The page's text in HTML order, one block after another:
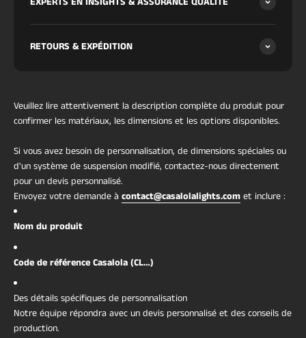
chaleur à la structure tandis que le canopy en acier
inoxydable assure solidité et stabilité du profil,
moderne équilibrée.
taillées à la main assemblées en un cadre linéaire
sans couture, suspendu par des câbles en acier
naturelle de l'albâtre adoucit la source lumineuse
LED intégrée, créant une lueur ambiante calme
idéale pour les intérieurs modernes et
minimalistes.
choix solide pour les îlots de cuisine et les tables à
est essentielle. Le cadre lourd en pierre est
pour la stabilité structurelle à toutes les tailles
disponibles.
Ce design séduit les acheteurs recherchant un
RETOURS & EXPÉDITION
Veuillez lire attentivement la description complète du produit pour
confirmer les matériaux, les dimensions et les options disponibles.
Si vous avez besoin de personnalisation, de dimensions spéciales ou
d'un système de suspension modifié, contactez-nous directement
pour un devis personnalisé.
Envoyez votre demande à contact@casalolalights.com et inclure :
Nom du produit
Code de référence Casalola (CL…)
Des détails spécifiques de personnalisation
Notre équipe répondra avec un devis personnalisé et des conseils de
production.